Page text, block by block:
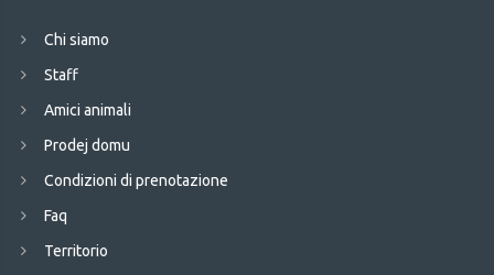
Chi siamo
Staff
Amici animali
Prodej domu
Condizioni di prenotazione
Faq
Territorio